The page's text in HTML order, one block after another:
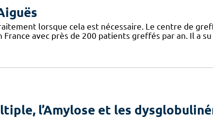
lorsque cela est nécessaire. Le centre de
avec près de 200 patients greffés par an. Il a
l’Amylose et les